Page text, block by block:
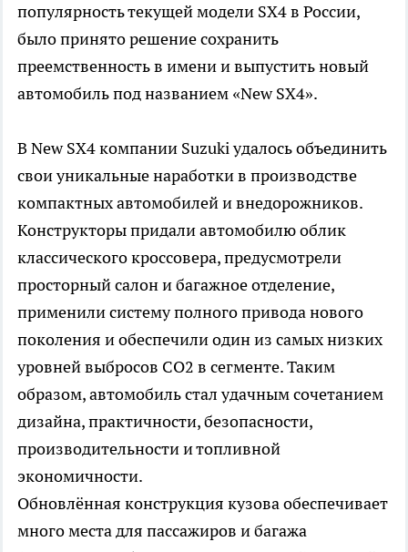
популярность текущей модели SX4 в России,
было принято решение сохранить
преемственность в имени и выпустить новый
автомобиль под названием «New SX4».
В New SX4 компании Suzuki удалось объединить
свои уникальные наработки в производстве
компактных автомобилей и внедорожников.
Конструкторы придали автомобилю облик
классического кроссовера, предусмотрели
просторный салон и багажное отделение,
применили систему полного привода нового
поколения и обеспечили один из самых низких
уровней выбросов CO2 в сегменте. Таким
образом, автомобиль стал удачным сочетанием
дизайна, практичности, безопасности,
производительности и топливной
экономичности.
Обновлённая конструкция кузова обеспечивает
много места для пассажиров и багажа